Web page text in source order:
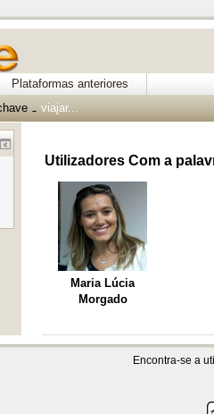
Plataformas anteriores
→ viajar...
Utilizadores Com a
Maria Lúcia
Morgado
Encontra-se a